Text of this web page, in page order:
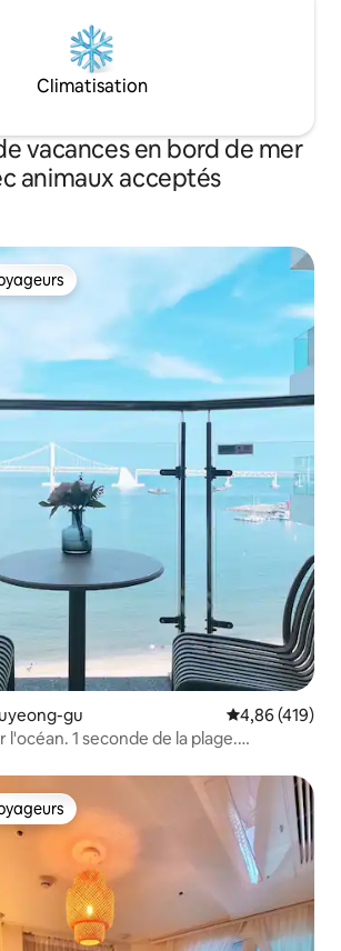
espace émotionnel
au 3ème étage qui
ne sèche pas sans
Climatisation
vacances en bord de mer
animaux acceptés
gu Évaluation
4,86 (419)
l'océan. 1 seconde de la plage.